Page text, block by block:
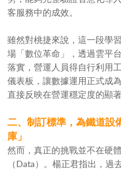
客服務中的成效。
雖然對桃捷來說，這一段學
場「數位革命」，透過雲平
落實，營運人員得自行利用
儀表板，讓數據運用正式成
直接反映在營運穩定度的顯著
二、制訂標準，為鐵道設
庫」
然而，真正的挑戰並不在硬
（Data）。楊正君指出，過